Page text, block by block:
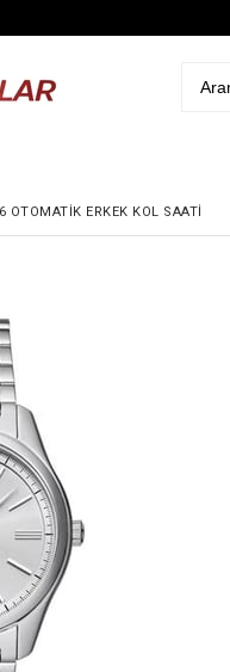
OTOMATIK ERKEK KOL SAATI